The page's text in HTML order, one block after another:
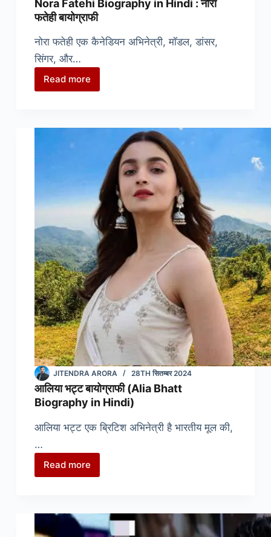
Nora Fatehi Biography in Hindi : नोरा
फतेही बायोग्राफी
नोरा फतेही एक कैनेडियन अभिनेत्री, मॉडल, डांसर,
सिंगर, और…
Read more
Nora
in
Hindi
फतेही
बायोग्राफी
JITENDRA ARORA 28TH सितम्बर 2024
आलिया भट्ट बायोग्राफी (Alia Bhatt
Biography in Hindi)
आलिया भट्ट एक ब्रिटिश अभिनेत्री है भारतीय मूल की,
…
Read more
आलिया
(Alia
Bhatt